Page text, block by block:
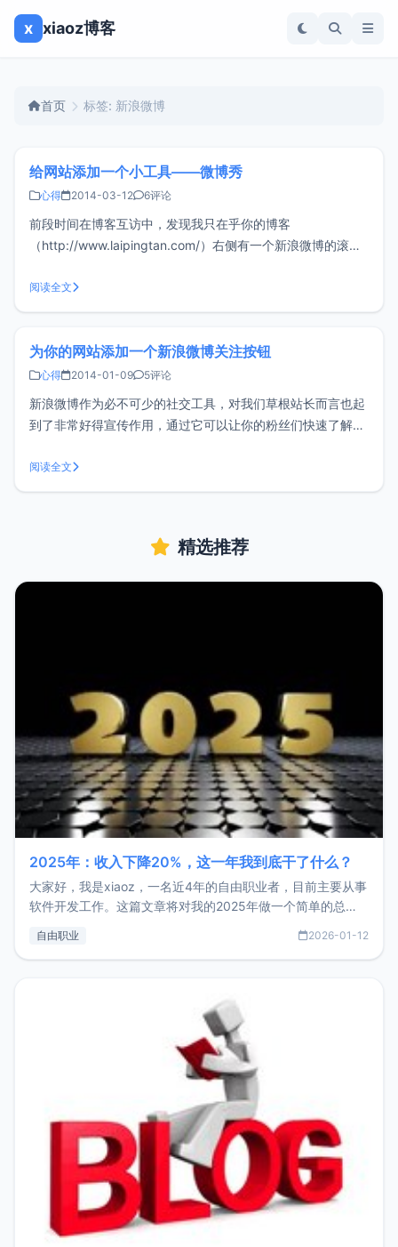
x xiaoz博客
首页 标签: 新浪微博
给网站添加一个小工具——微博秀
心得 2014-03-12 6评论
前段时间在博客互访中，发现我只在乎你的博客
（http://www.laipingtan.com/）右侧有一个新浪微博的滚动
——微博秀，然后也给小z博客添加上啦！以前小z只是给网站
添加了一个关注按钮，感觉有些单调，这下看起来好了许多，
阅读全文
为你的网站添加一个新浪微博关注按钮
心得 2014-01-09 5评论
新浪微博作为必不可少的社交工具，对我们草根站长而言也起
到了非常好得宣传作用，通过它可以让你的粉丝们快速了解你
<br/ > 1、首先打开网址新浪微博开放平台：
http://open.weibo.com/widget/followbutt
阅读全文
精选推荐
2025年：收入下降20%，这一年我到底干了什么？
大家好，我是xiaoz，一名近4年的自由职业者，目前主要从事
软件开发工作。这篇文章将对我的2025年做一个简单的总
收入下降20%，但却过得很充实，2026年不求突破，但求保
自由职业 2026-01-12